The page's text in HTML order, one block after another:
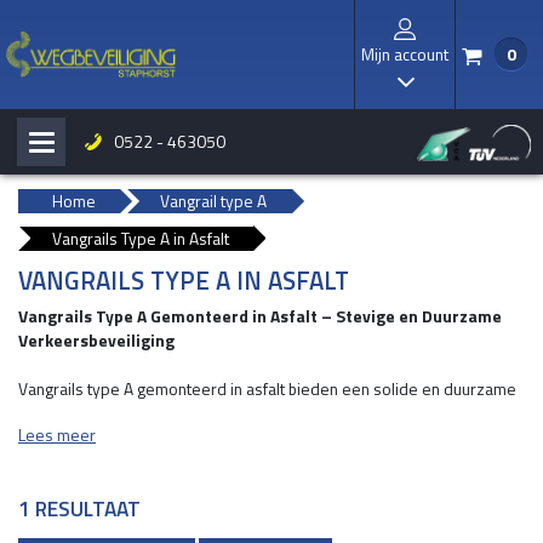
Mijn account
I
/ 0
H b 0522 - 463050
Home
Vangrail type A
Vangrails Type A in Asfalt
VANGRAILS TYPE A IN ASFALT
Vangrails Type A Gemonteerd in Asfalt – Stevige en Duurzame
Verkeersbeveiliging
Vangrails type A gemonteerd in asfalt bieden een solide en duurzame
industriële gebieden. Dankzij de stevige verankering in asfalt zorgen
WAAROM KIEZEN VOOR VANGRAILS TYPE A GEMONTEERD IN
Lees meer
1 RESULTAAT